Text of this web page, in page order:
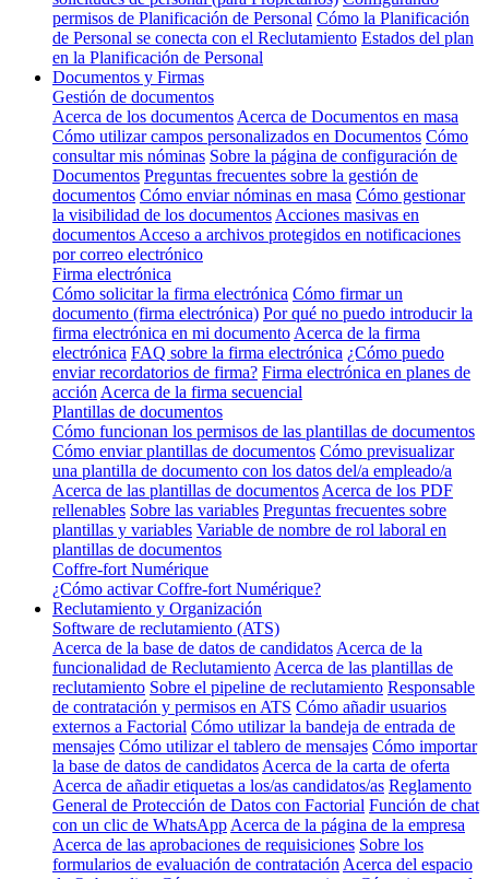
permisos de Planificación de Personal Cómo la Planificación
de Personal se conecta con el Reclutamiento Estados del plan
en la Planificación de Personal
Documentos y Firmas
Gestión de documentos
Acerca de los documentos Acerca de Documentos en masa
Cómo utilizar campos personalizados en Documentos Cómo
consultar mis nóminas Sobre la página de configuración de
Documentos Preguntas frecuentes sobre la gestión de
documentos Cómo enviar nóminas en masa Cómo gestionar
la visibilidad de los documentos Acciones masivas en
documentos Acceso a archivos protegidos en notificaciones
por correo electrónico
Firma electrónica
Cómo solicitar la firma electrónica Cómo firmar un
documento (firma electrónica) Por qué no puedo introducir la
firma electrónica en mi documento Acerca de la firma
electrónica FAQ sobre la firma electrónica ¿Cómo puedo
enviar recordatorios de firma? Firma electrónica en planes de
acción Acerca de la firma secuencial
Plantillas de documentos
Cómo funcionan los permisos de las plantillas de documentos
Cómo enviar plantillas de documentos Cómo previsualizar
una plantilla de documento con los datos del/a empleado/a
Acerca de las plantillas de documentos Acerca de los PDF
rellenables Sobre las variables Preguntas frecuentes sobre
plantillas y variables Variable de nombre de rol laboral en
plantillas de documentos
Coffre-fort Numérique
¿Cómo activar Coffre-fort Numérique?
Reclutamiento y Organización
Software de reclutamiento (ATS)
Acerca de la base de datos de candidatos Acerca de la
funcionalidad de Reclutamiento Acerca de las plantillas de
reclutamiento Sobre el pipeline de reclutamiento Responsable
de contratación y permisos en ATS Cómo añadir usuarios
externos a Factorial Cómo utilizar la bandeja de entrada de
mensajes Cómo utilizar el tablero de mensajes Cómo importar
la base de datos de candidatos Acerca de la carta de oferta
Acerca de añadir etiquetas a los/as candidatos/as Reglamento
General de Protección de Datos con Factorial Función de chat
con un clic de WhatsApp Acerca de la página de la empresa
Acerca de las aprobaciones de requisiciones Sobre los
formularios de evaluación de contratación Acerca del espacio